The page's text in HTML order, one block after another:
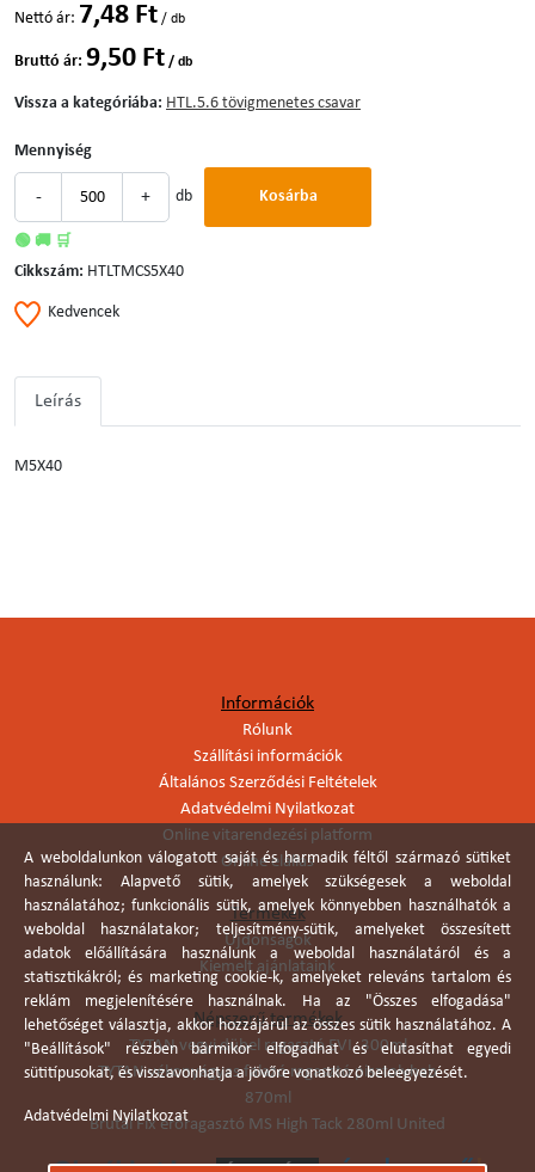
Nettó ár: 7,48 Ft / db
Bruttó ár: 9,50 Ft / db
Vissza a kategóriába: HTL.5.6 tövigmenetes csavar
Mennyiség
- + db Kosárba
🟢 🚚 🛒
Cikkszám: HTLTMCS5X40
Kedvencek
Leírás
M5X40
Információk
Rólunk
Szállítási információk
Általános Szerződési Feltételek
Adatvédelmi Nyilatkozat
Online vitarendezési platform
Online elállás
Termékek
Újdonságok
Kiemelt ajánlataink
Népszerű termékek
TYTAN vegyi dübel ragasztó EVI. 300ml
TYTAN vékonyágyas falazó ragasztó pisztolyhab
870ml
Brutál Fix erőragasztó MS High Tack 280ml United
A weboldalunkon válogatott saját és harmadik féltől származó sütiket
használunk: Alapvető sütik, amelyek szükségesek a weboldal
használatához; funkcionális sütik, amelyek könnyebben használhatók a
weboldal használatakor; teljesítmény-sütik, amelyeket összesített
adatok előállítására használunk a weboldal használatáról és a
statisztikákról; és marketing cookie-k, amelyeket releváns tartalom és
reklám megjelenítésére használnak. Ha az "Összes elfogadása"
lehetőséget választja, akkor hozzájárul az összes sütik használatához. A
"Beállítások" részben bármikor elfogadhat és elutasíthat egyedi
sütitípusokat, és visszavonhatja a jövőre vonatkozó beleegyezését.
Adatvédelmi Nyilatkozat